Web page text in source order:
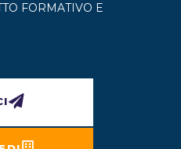
FORMATIVO E